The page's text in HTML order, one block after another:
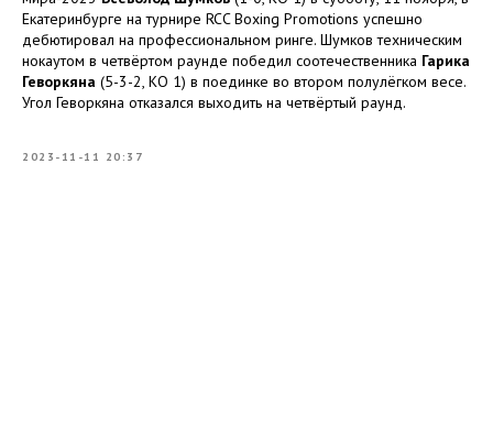
Екатеринбурге на турнире RCC Boxing Promotions успешно
дебютировал на профессиональном ринге. Шумков техническим
нокаутом в четвёртом раунде победил соотечественника Гарика
Геворкяна (5-3-2, КО 1) в поединке во втором полулёгком весе.
Угол Геворкяна отказался выходить на четвёртый раунд.
2023-11-11 20:37